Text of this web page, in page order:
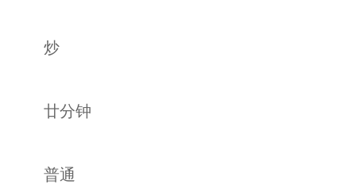
炒
廿分钟
普通